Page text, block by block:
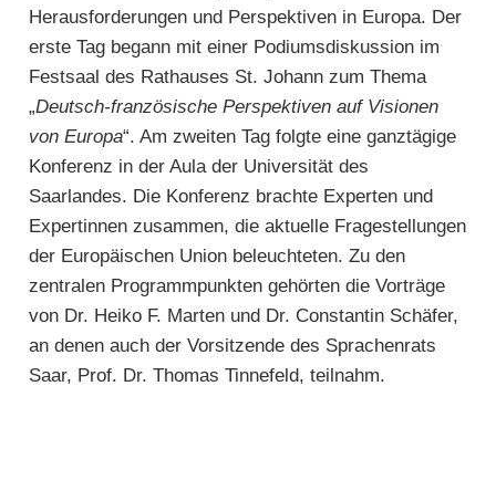
Herausforderungen und Perspektiven in Europa. Der
erste Tag begann mit einer Podiumsdiskussion im
Festsaal des Rathauses St. Johann zum Thema
„Deutsch-französische Perspektiven auf Visionen
von Europa“. Am zweiten Tag folgte eine ganztägige
Konferenz in der Aula der Universität des
Saarlandes. Die Konferenz brachte Experten und
Expertinnen zusammen, die aktuelle Fragestellungen
der Europäischen Union beleuchteten. Zu den
zentralen Programmpunkten gehörten die Vorträge
von Dr. Heiko F. Marten und Dr. Constantin Schäfer,
an denen auch der Vorsitzende des Sprachenrats
Saar, Prof. Dr. Thomas Tinnefeld, teilnahm.